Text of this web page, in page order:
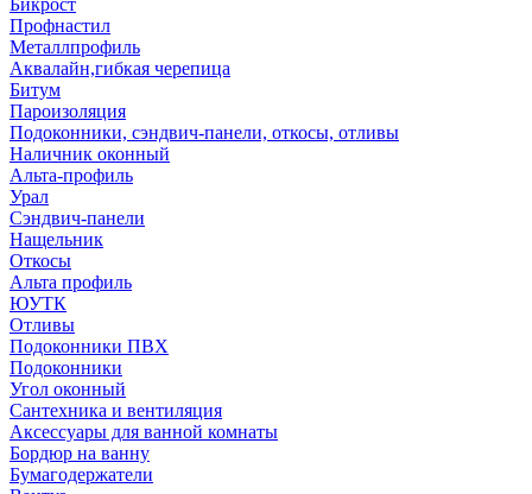
Бикрост
Профнастил
Металлпрофиль
Аквалайн,гибкая черепица
Битум
Пароизоляция
Подоконники, сэндвич-панели, откосы, отливы
Наличник оконный
Альта-профиль
Урал
Сэндвич-панели
Нащельник
Откосы
Альта профиль
ЮУТК
Отливы
Подоконники ПВХ
Подоконники
Угол оконный
Сантехника и вентиляция
Аксессуары для ванной комнаты
Бордюр на ванну
Бумагодержатели